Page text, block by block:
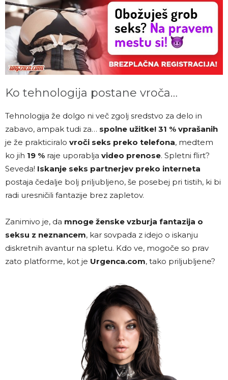
Ko tehnologija postane vroča…
Tehnologija že dolgo ni več zgolj sredstvo za delo in
zabavo, ampak tudi za… spolne užitke! 31 % vprašanih
je že prakticiralo vroči seks preko telefona, medtem
ko jih 19 % raje uporablja video prenose. Spletni flirt?
Seveda! Iskanje seks partnerjev preko interneta
postaja čedalje bolj priljubljeno, še posebej pri tistih, ki bi
radi uresničili fantazije brez zapletov.
Zanimivo je, da mnoge ženske vzburja fantazija o
seksu z neznancem, kar sovpada z idejo o iskanju
diskretnih avantur na spletu. Kdo ve, mogoče so prav
zato platforme, kot je Urgenca.com, tako priljubljene?